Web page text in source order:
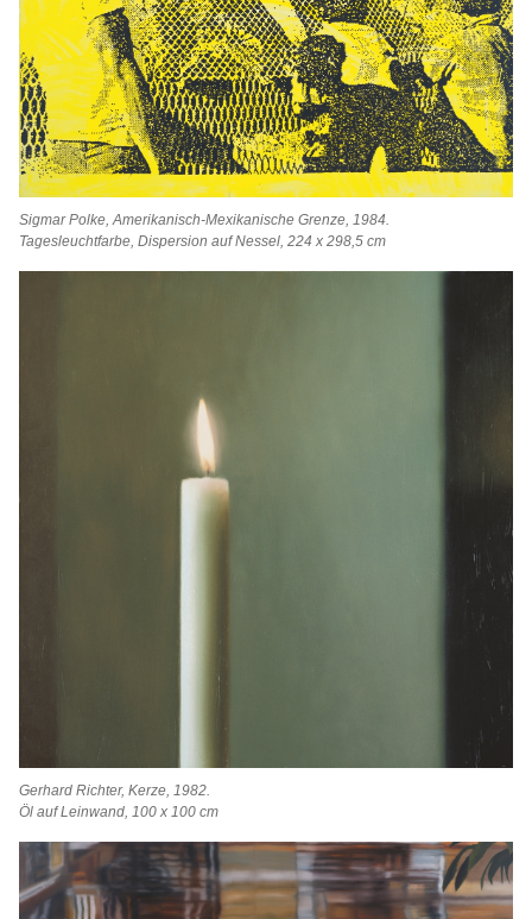
Sigmar Polke, Amerikanisch-Mexikanische Grenze, 1984.
Tagesleuchtfarbe, Dispersion auf Nessel, 224 x 298,5 cm
Gerhard Richter, Kerze, 1982.
Öl auf Leinwand, 100 x 100 cm